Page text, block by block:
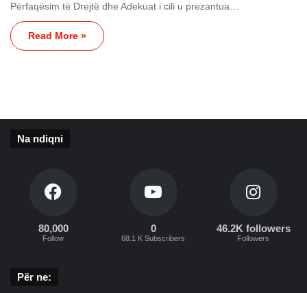
Përfaqësim të Drejtë dhe Adekuat i cili u prezantua…
Read More »
Na ndiqni
80,000
Follow
0
68.1 K Subscribers
46.2K followers
Followers
Për ne: